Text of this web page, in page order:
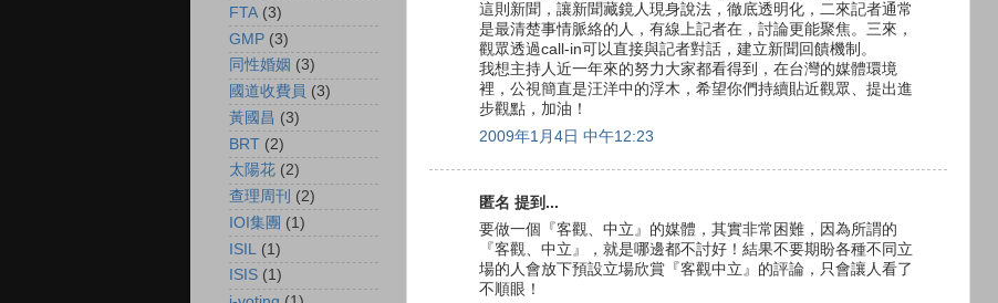
這則新聞，讓新聞藏鏡人現身說法，徹底透明化，二來記者通常
是最清楚事情脈絡的人，有線上記者在，討論更能聚焦。三來，
觀眾透過call-in可以直接與記者對話，建立新聞回饋機制。
我想主持人近一年來的努力大家都看得到，在台灣的媒體環境
裡，公視簡直是汪洋中的浮木，希望你們持續貼近觀眾、提出進
步觀點，加油！
2009年1月4日 中午12:23
匿名 提到...
要做一個『客觀、中立』的媒體，其實非常困難，因為所謂的
『客觀、中立』，就是哪邊都不討好！結果不要期盼各種不同立
場的人會放下預設立場欣賞『客觀中立』的評論，只會讓人看了
不順眼！
FTA (3)
GMP (3)
同性婚姻 (3)
國道收費員 (3)
黃國昌 (3)
BRT (2)
太陽花 (2)
查理周刊 (2)
IOI集團 (1)
ISIL
(1)
ISIS (1)